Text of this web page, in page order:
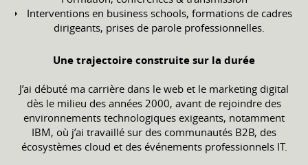
Interventions en business schools, formations de cadres
dirigeants, prises de parole professionnelles.
Une trajectoire construite sur la durée
J’ai débuté ma carrière dans le web et le marketing digital
dès le milieu des années 2000, avant de rejoindre des
environnements technologiques exigeants, notamment
IBM, où j’ai travaillé sur des communautés B2B, des
écosystèmes cloud et des événements professionnels IT.